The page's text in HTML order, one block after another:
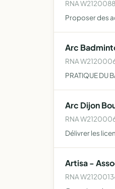
RNA
Proposer des
Arc
RNA
PRATIQUE DU
Arc Dijon
RNA
Délivrer les
Artisa -
RNA